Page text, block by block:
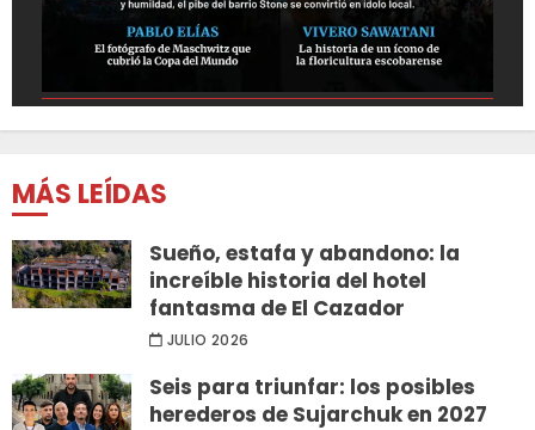
MÁS LEÍDAS
Sueño, estafa y abandono: la
increíble historia del hotel
fantasma de El Cazador
JULIO 2026
Seis para triunfar: los posibles
herederos de Sujarchuk en 2027